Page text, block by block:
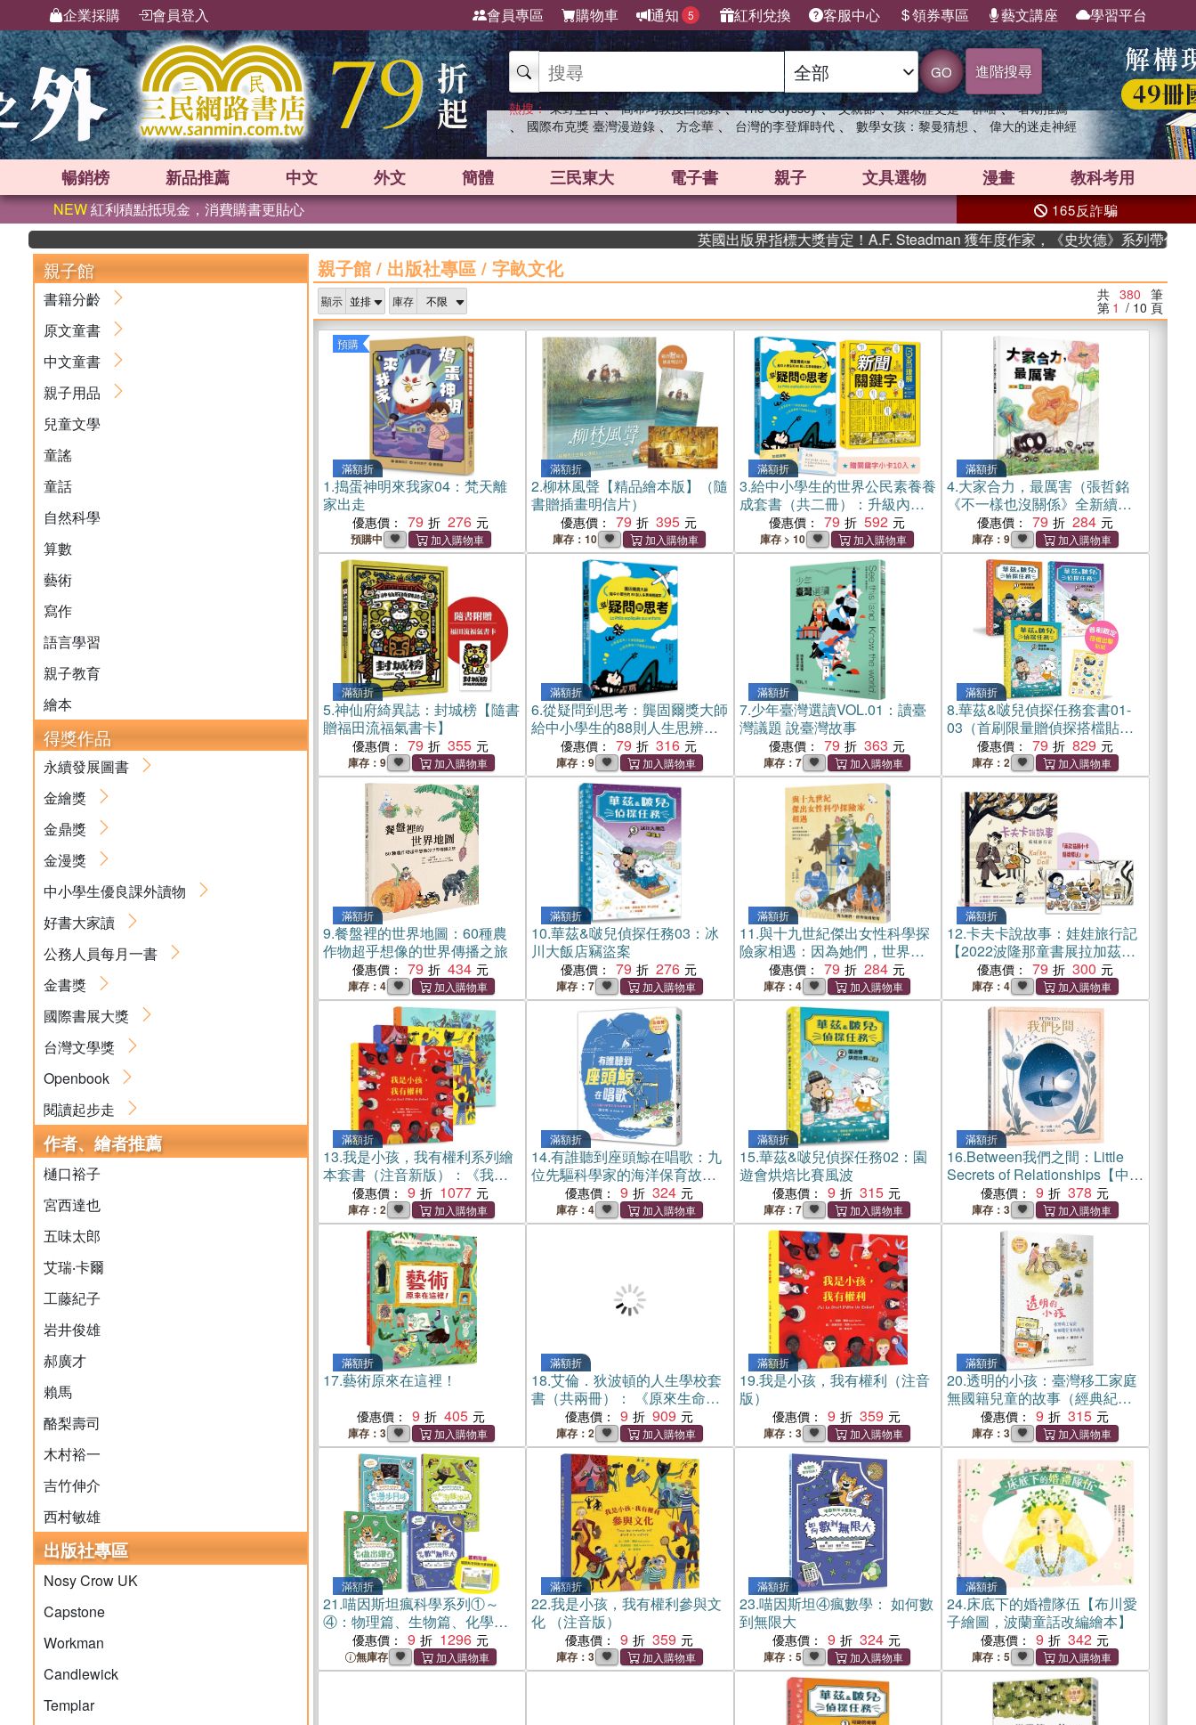
企業採購 會員登入 會員專區 購物車 通知 5 紅利兌換 客服中心 領券專區 藝文講座 學習平台
GO 進階搜尋
熱搜： 東野圭吾 、 高希均教授回憶錄 、 The Odyssey 、 父親節 、 如果歷史是一群喵 、 暑期推薦
、 國際布克獎 臺灣漫遊錄 、 方念華 、 台灣的李登輝時代 、 數學女孩：黎曼猜想 、 偉大的迷走神經
暢銷榜 新品推薦 中文 外文 簡體 三民東大 電子書 親子 文具選物 漫畫 教科考用
NEW紅利積點抵現金，消費購書更貼心 165反詐騙
英國出版界指標大獎肯定！A.F. Steadman 獲年度作家，《史坎德》系列帶你踏上熱血奇幻
親子館
書籍分齡
原文童書
中文童書
親子用品
兒童文學
童謠
童話
自然科學
算數
藝術
寫作
語言學習
親子教育
繪本
得獎作品
永續發展圖書
金繪獎
金鼎獎
金漫獎
中小學生優良課外讀物
好書大家讀
公務人員每月一書
金書獎
國際書展大獎
台灣文學獎
Openbook
閱讀起步走
作者、繪者推薦
樋口裕子
宮西達也
五味太郎
艾瑞‧卡爾
工藤紀子
岩井俊雄
郝廣才
賴馬
酪梨壽司
木村裕一
吉竹伸介
西村敏雄
出版社專區
Nosy Crow UK
Capstone
Workman
Candlewick
Templar
親子館 / 出版社專區 / 字畝文化
顯示 庫存 共 380 筆
第 1 / 10 頁
預購
滿額折
1.搗蛋神明來我家04：梵天離
家出走
優惠價： 79 276
預購中
滿額折
2.柳林風聲【精品繪本版】（隨
書贈插畫明信片）
優惠價： 79 395
庫存：10
滿額折
3.給中小學生的世界公民素養養
成套書（共二冊）：升級內在
價值、外在視野的關鍵字(限量
贈關鍵字小卡10入)
優惠價： 79 592
庫存 > 10
滿額折
4.大家合力，最厲害（張哲銘
《不一樣也沒關係》全新續
優惠價： 79 284
庫存：9
滿額折
5.神仙府綺異誌：封城榜【隨書
贈福田流福氣書卡】
優惠價： 79 355
庫存：9
滿額折
6.從疑問到思考：龔固爾獎大師
給中小學生的88則人生思辨關
優惠價： 79 316
庫存：9
滿額折
7.少年臺灣選讀VOL.01：讀臺
灣議題 說臺灣故事
優惠價： 79 363
庫存：7
滿額折
8.華茲&啵兒偵探任務套書01-
03（首刷限量贈偵探搭檔貼
優惠價： 79 829
庫存：2
滿額折
9.餐盤裡的世界地圖：60種農
作物超乎想像的世界傳播之旅
優惠價： 79 434
庫存：4
滿額折
10.華茲&啵兒偵探任務03：冰
川大飯店竊盜案
優惠價： 79 276
庫存：7
滿額折
11.與十九世紀傑出女性科學探
險家相遇：因為她們，世界變
得更好【全新書封版】
優惠價： 79 284
庫存：4
滿額折
12.卡夫卡說故事：娃娃旅行記
【2022波隆那童書展拉加茲獎
特選100好書】（贈插畫小卡）
優惠價： 79 300
庫存：4
滿額折
13.我是小孩，我有權利系列繪
本套書（注音新版）：《我是
小孩，我有權利（注音版）》
＋《我是小孩，我有權利參與
文化（注音版）》＋《我是小
孩，我有權利保護地球（注音
優惠價： 9 1077
庫存：2
滿額折
14.有誰聽到座頭鯨在唱歌：九
位先驅科學家的海洋保育故事
【張文亮金鼎獎作品】（全新
書封版）
優惠價： 9 324
庫存：4
滿額折
15.華茲&啵兒偵探任務02：園
遊會烘焙比賽風波
優惠價： 9 315
庫存：7
滿額折
16.Between我們之間：Little
Secrets of Relationships【中英
雙語對照】
優惠價： 9 378
庫存：3
滿額折
17.藝術原來在這裡！
優惠價： 9 405
庫存：3
滿額折
18.艾倫．狄波頓的人生學校套
書（共兩冊）： 《原來生命習
題還能這麼解？！》+《原來世
界史還能這麼解？！》
優惠價： 9 909
庫存：2
滿額折
19.我是小孩，我有權利（注音
版）
優惠價： 9 359
庫存：3
滿額折
20.透明的小孩：臺灣移工家庭
無國籍兒童的故事（經典紀念
版・幸佳慧作品）
優惠價： 9 315
庫存：3
滿額折
21.喵因斯坦瘋科學系列①～
④：物理篇、生物篇、化學
篇、數學篇 【贈首刷限量元素
週期表墊板】
優惠價： 9 1296
無庫存
滿額折
22.我是小孩，我有權利參與文
化 （注音版）
優惠價： 9 359
庫存：3
滿額折
23.喵因斯坦④瘋數學： 如何數
到無限大
優惠價： 9 324
庫存：5
滿額折
24.床底下的婚禮隊伍【布川愛
子繪圖，波蘭童話改編繪本】
優惠價： 9 342
庫存：5